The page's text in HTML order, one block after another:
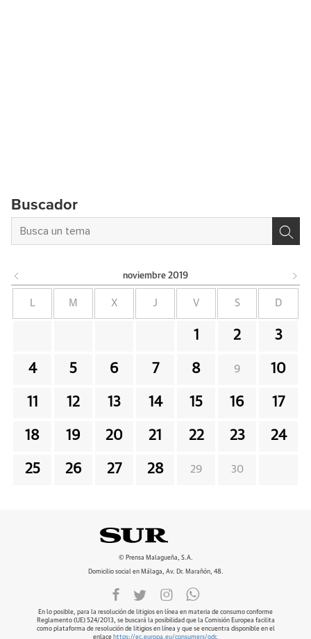
Buscador
noviembre 2019
L M X J V S D
1 2 3
4 5 6 7 8 9 10
11 12 13 14 15 16 17
18 19 20 21 22 23 24
25 26 27 28 29 30
© Prensa Malagueña, S.A.
Domicilio social en Málaga, Av. Dr. Marañón, 48.
En lo posible, para la resolución de litigios en línea en materia de consumo conforme
Reglamento (UE) 524/2013, se buscará la posibilidad que la Comisión Europea facilita
como plataforma de resolución de litigios en línea y que se encuentra disponible en el
enlace https://ec.europa.eu/consumers/odr.